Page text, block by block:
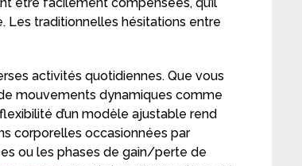
Les traditionnelles hésitations entre
activités quotidiennes. Que vous
mouvements dynamiques comme
d’un modèle ajustable rend
corporelles occasionnées par
ou les phases de gain/perte de